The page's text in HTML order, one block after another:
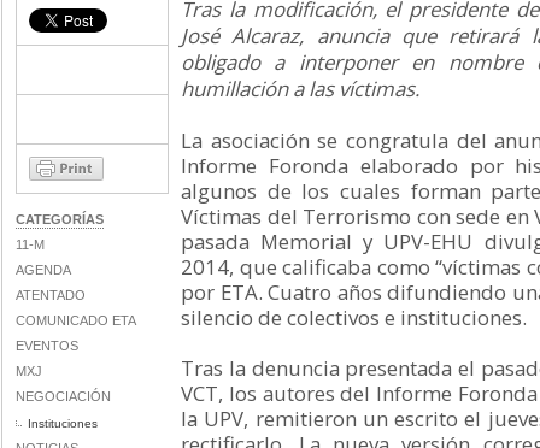
CATEGORÍAS
11-M
AGENDA
ATENTADO
COMUNICADO ETA
EVENTOS
MXJ
NEGOCIACIÓN
Instituciones
Tras la modificación, el presidente
José Alcaraz, anuncia que retirará
obligado a interponer en nombre
humillación a las víctimas.
La asociación se congratula del
Informe Foronda elaborado por
algunos de los cuales forman
Víctimas del Terrorismo con sede en
pasada Memorial y UPV-EHU
2014, que calificaba como “víctimas
por ETA. Cuatro años difundiendo
silencio de colectivos e instituciones.
Tras la denuncia presentada el
VCT, los autores del Informe
la UPV, remitieron un escrito el